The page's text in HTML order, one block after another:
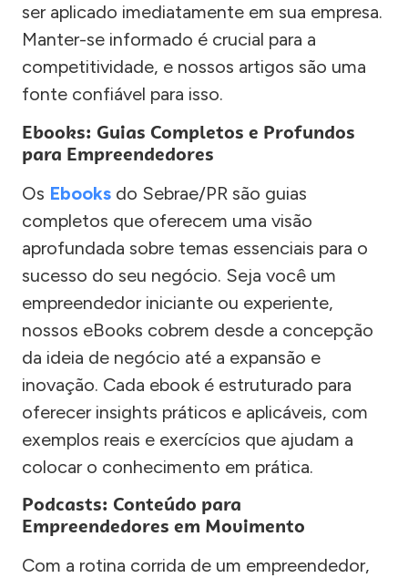
ser aplicado imediatamente em sua empresa.
Manter-se informado é crucial para a
competitividade, e nossos artigos são uma
fonte confiável para isso.
Ebooks: Guias Completos e Profundos
para Empreendedores
Os Ebooks do Sebrae/PR são guias
completos que oferecem uma visão
aprofundada sobre temas essenciais para o
sucesso do seu negócio. Seja você um
empreendedor iniciante ou experiente,
nossos eBooks cobrem desde a concepção
da ideia de negócio até a expansão e
inovação. Cada ebook é estruturado para
oferecer insights práticos e aplicáveis, com
exemplos reais e exercícios que ajudam a
colocar o conhecimento em prática.
Podcasts: Conteúdo para
Empreendedores em Movimento
Com a rotina corrida de um empreendedor,